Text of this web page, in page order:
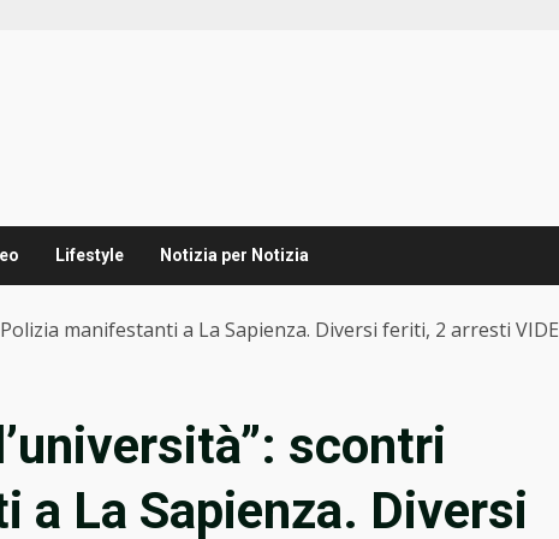
Lifestyle Notizia per Notizia
manifestanti a La Sapienza. Diversi feriti, 2 arresti
scontri
a La Sapienza. Diversi